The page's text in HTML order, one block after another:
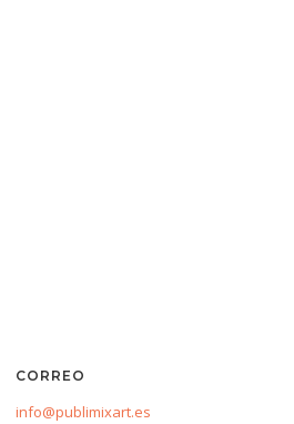
CORREO
info@publimixart.es